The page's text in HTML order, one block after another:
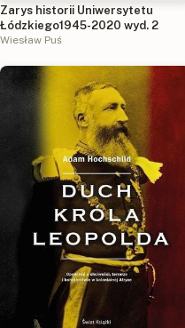
Zarys historii Uniwersytetu
Łódzkiego1945-2020 wyd. 2
Wiesław Puś